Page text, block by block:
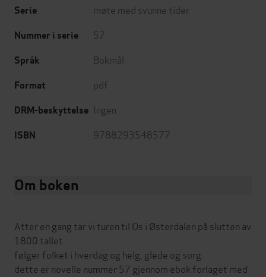
Serie
møte med svunne tider
Nummer i serie 57
Språk Bokmål
Format pdf
DRM-beskyttelse Ingen
ISBN 9788293548577
Om boken
Atter en gang tar vi turen til Os i Østerdalen på slutten av
1800 tallet.
følger folket i hverdag og helg, glede og sorg.
dette er novelle nummer 57 gjennom ebok forlaget med